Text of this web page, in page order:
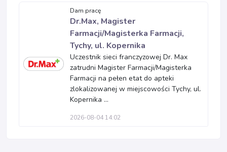
Dam pracę
Dr.Max, Magister
Farmacji/Magisterka Farmacji,
Tychy, ul. Kopernika
Uczestnik sieci franczyzowej Dr. Max
zatrudni Magister Farmacji/Magisterka
Farmacji na pełen etat do apteki
zlokalizowanej w miejscowości Tychy, ul.
Kopernika ...
2026-08-04 14:02